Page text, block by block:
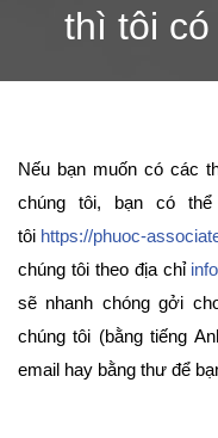
thì tôi
Nếu bạn muốn có các
chúng tôi, bạn có
tôi https://phuoc-
chúng tôi theo địa chỉ
sẽ nhanh chóng gởi
chúng tôi (bằng tiếng
email hay bằng thư để